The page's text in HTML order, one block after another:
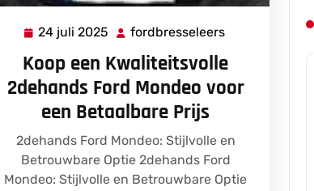
24 juli 2025 24
2025
fordbresseleers fordbresseleers
Koop een Kwaliteitsvolle
2dehands Ford Mondeo voor
een Betaalbare Prijs
2dehands Ford Mondeo: Stijlvolle en
Betrouwbare Optie 2dehands Ford
Mondeo: Stijlvolle en Betrouwbare Optie